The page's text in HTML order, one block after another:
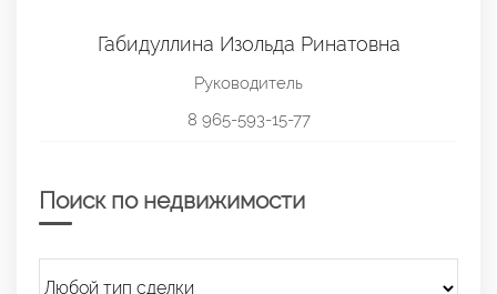
Габидуллина Изольда Ринатовна
Руководитель
8 965-593-15-77
Поиск по недвижимости